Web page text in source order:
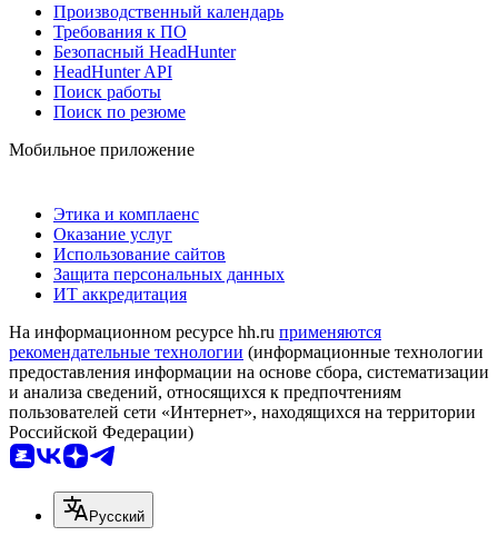
Производственный календарь
Требования к ПО
Безопасный HeadHunter
HeadHunter API
Поиск работы
Поиск по резюме
Мобильное приложение
Этика и комплаенс
Оказание услуг
Использование сайтов
Защита персональных данных
ИТ аккредитация
На информационном ресурсе hh.ru применяются
рекомендательные технологии (информационные технологии
предоставления информации на основе сбора, систематизации
и анализа сведений, относящихся к предпочтениям
пользователей сети «Интернет», находящихся на территории
Российской Федерации)
Русский